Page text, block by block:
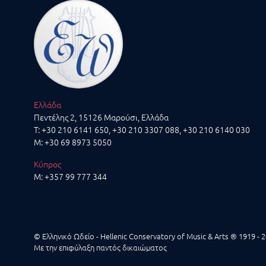
Ελλάδα
Πεντέλης 2, 15126 Μαρούσι, Ελλάδα
T:+30 210 6141 650,+30 210 3307 088,+30 210 6140 030
M:+30 69 8973 5050
Κύπρος
M:+357 99 777 344
© Ελληνικό Ωδείο - Hellenic Conservatory of Music & Arts ® 1919 -
Με την επιφύλαξη παντός δικαιώματος